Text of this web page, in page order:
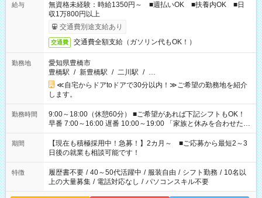
給与
無資格未経験：時給1350円～ ■週払いOK ■扶養内OK ■日
収1万800円以上
交通費別途支給あり
交通費 交通費全額支給（ガソリン代もOK！）
勤務地
愛知県豊橋市
豊橋駅 / 新豊橋駅 / 二川駅 / …
≪自宅からドアtoドアで30分以内！≫ご希望の勤務地を紹介
します。
勤務時間
9:00～18:00（休憩60分） ■ご希望があれば下記シフトもOK！
早番 7:00～16:00 遅番 10:00～19:00 「家族と休みを合わせた
い」 「余裕を持って夕飯の準備がしたい」 「できれば残業はし
たくない」 など、ご希望を教えてくださいね。 ※Wワーク希望
の方へ 今ご覧のお仕事で希望する勤務時間と、もう1つのお仕事
の勤務時間。 合計で週40時間を超える場合は応募できません。
期間
【現在も積極採用中！急募！】2カ月～ ■ご応募から最短2～3
日後の就業も相談可能です！
特徴 履歴書不要 / 40～50代活躍中 / 服装自由 / シフト勤務 / 10名以
上の大量募集 / 電話対応なし / パソコンスキル不要